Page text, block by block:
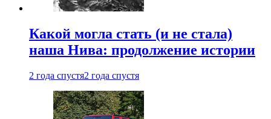
Какой могла стать (и не стала)
наша Нива: продолжение истории
2 года спустя2 года спустя